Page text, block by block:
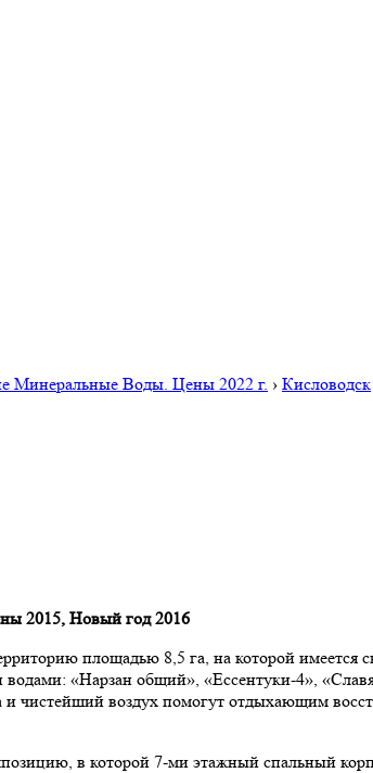
Минеральные Воды. Цены 2022 г. › Кисловодск
2015, Новый год 2016
площадью 8,5 га, на которой
«Нарзан общий», «Ессентуки-4»,
чистейший воздух помогут отдыхающим
в которой 7-ми этажный спальный